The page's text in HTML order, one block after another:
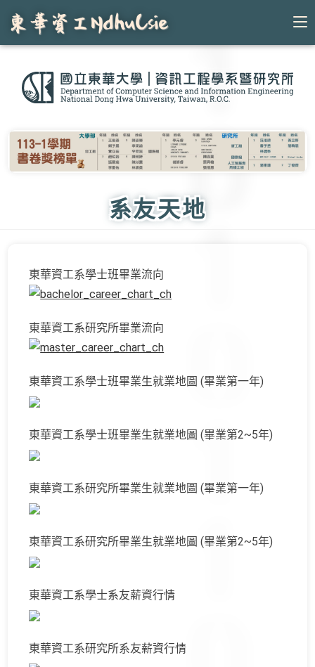
content
系友天地
東華資工系學士班畢業流向
東華資工系研究所畢業流向
東華資工系學士班畢業生就業地圖 (畢業第一年)
東華資工系學士班畢業生就業地圖 (畢業第2~5年)
東華資工系研究所畢業生就業地圖 (畢業第一年)
東華資工系研究所畢業生就業地圖 (畢業第2~5年)
東華資工系學士系友薪資行情
東華資工系研究所系友薪資行情